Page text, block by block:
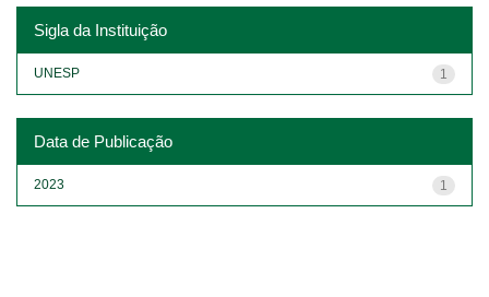
Sigla da Instituição
1
UNESP
Data de Publicação
1
2023